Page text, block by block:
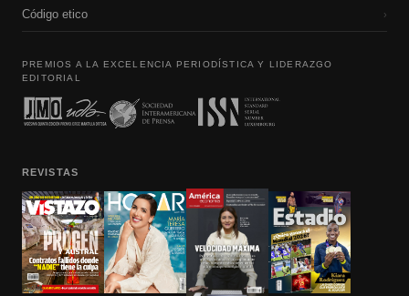
Código etico ›
PREMIOS A LA EXCELENCIA PERIODÍSTICA Y LIDERAZGO
EDITORIAL
REVISTAS